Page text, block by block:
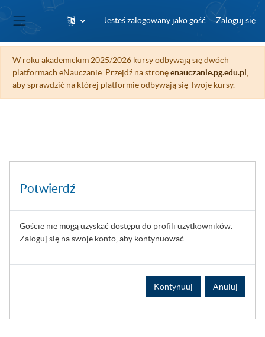
Przejdź do głównej zawartości
Panel boczny
Jesteś zalogowany jako gość Zaloguj się
W roku akademickim 2025/2026 kursy odbywają się dwóch
platformach eNauczanie. Przejdź na stronęenauczanie.pg.edu.pl
aby sprawdzić na której platformie odbywają się Twoje kursy.
Potwierdź
Goście nie mogą uzyskać dostępu do profili użytkowników.
Zaloguj się na swoje konto, aby kontynuować.
Kontynuuj Anuluj